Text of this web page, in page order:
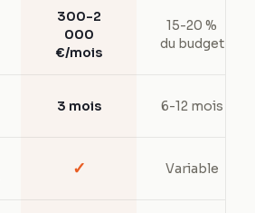
300-2
000
€/mois
15-20 %
du budget
3 mois 6-12 mois
✓ Variable